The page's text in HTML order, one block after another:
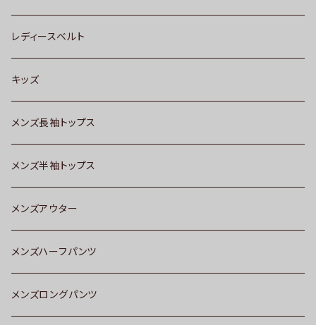
レディースベルト
キッズ
メンズ長袖トップス
メンズ半袖トップス
メンズアウター
メンズハーフパンツ
メンズロングパンツ